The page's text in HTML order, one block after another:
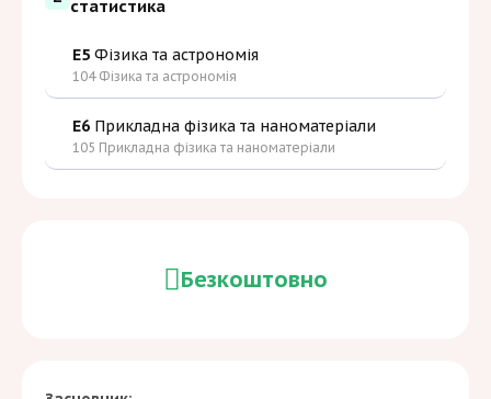
статистика
E5 Фізика та астрономія
104 Фізика та астрономія
E6 Прикладна фізика та наноматеріали
105 Прикладна фізика та наноматеріали
Безкоштовно